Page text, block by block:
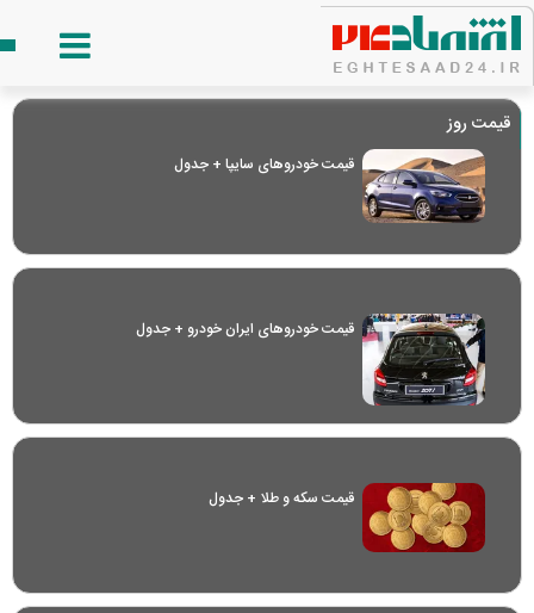
قیمت روز
قیمت خودرو‌های سایپا + جدول
قیمت خودرو‌های ایران خودرو + جدول
قیمت سکه و طلا + جدول